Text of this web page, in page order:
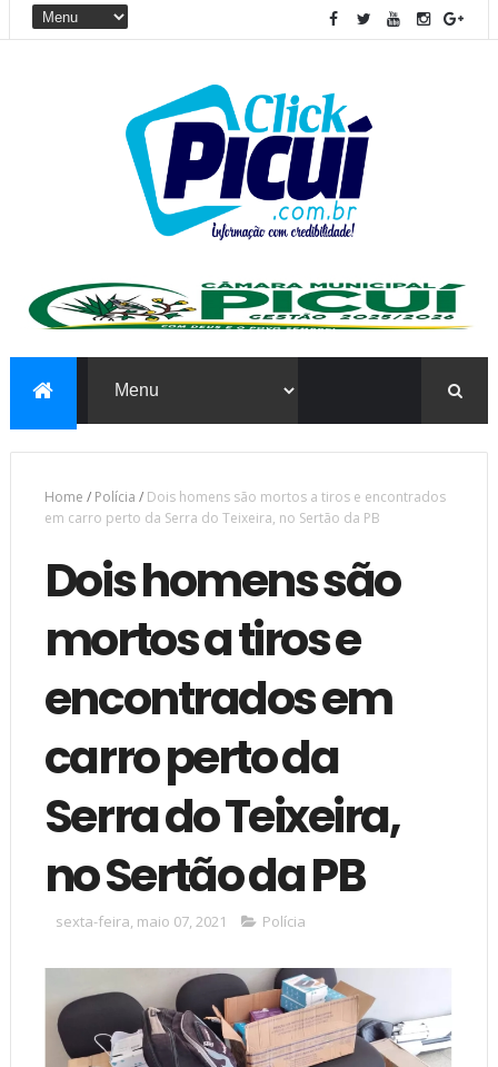
Home / Polícia / Dois homens são mortos a tiros e encontrados
em carro perto da Serra do Teixeira, no Sertão da PB
Dois homens são
mortos a tiros e
encontrados em
carro perto da
Serra do Teixeira,
no Sertão da PB
sexta-feira, maio 07, 2021 Polícia